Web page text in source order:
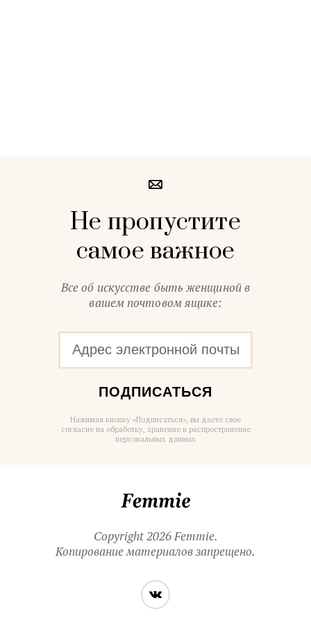
Не пропустите
самое важное
Все об искусстве быть женщиной в
вашем почтовом ящике:
ПОДПИСАТЬСЯ
Нажимая кнопку «Подписаться», вы даете свое
согласие на обработку, хранение и распространение
персональных данных
Copyright 2026 Femmie.
Копирование материалов запрещено.
Читайте
нас
в социальных